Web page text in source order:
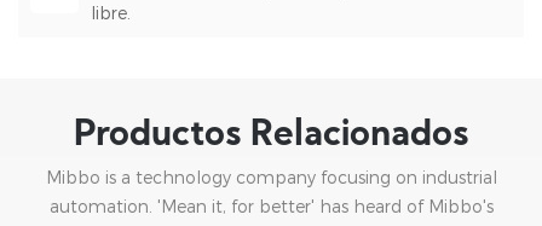
libre.
Productos Relacionados
Mibbo is a technology company focusing on industrial
automation. 'Mean it, for better' has heard of Mibbo's